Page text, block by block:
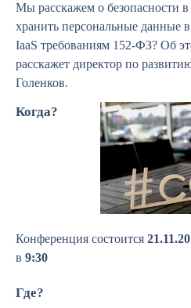
Мы расскажем о безопасности
хранить персональные данные
IaaS требованиям 152-ФЗ? Об
расскажет директор по
Голенков.
Когда?
Конференция состоится
в 9:30
Где?